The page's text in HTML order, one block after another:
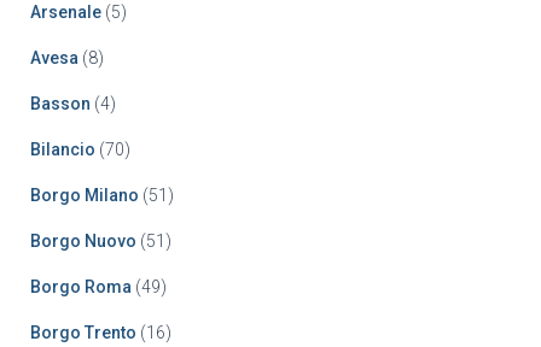
Arsenale (5)
Avesa (8)
Basson (4)
Bilancio (70)
Borgo Milano (51)
Borgo Nuovo (51)
Borgo Roma (49)
Borgo Trento (16)